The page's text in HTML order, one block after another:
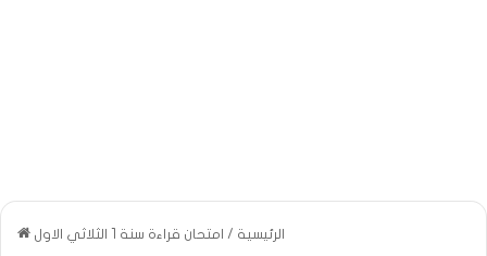
الرئيسية / امتحان قراءة سنة 1 الثلاثي الاول